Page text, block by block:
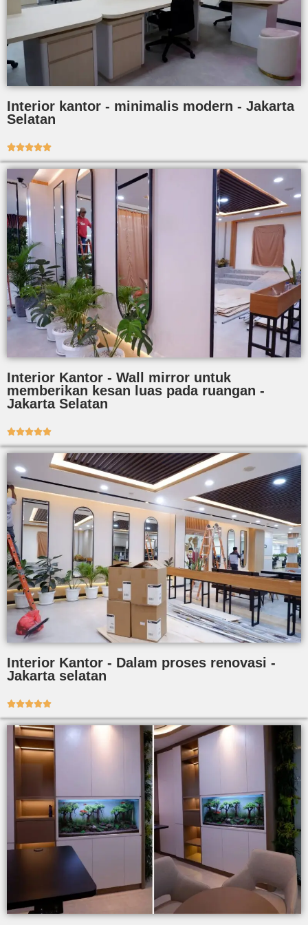
Interior kantor - minimalis modern - Jakarta
Selatan

Interior Kantor - Wall mirror untuk
memberikan kesan luas pada ruangan -
Jakarta Selatan

Interior Kantor - Dalam proses renovasi -
Jakarta selatan
